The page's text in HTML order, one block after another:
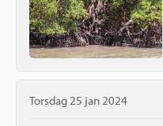
Torsdag 25 jan 2024